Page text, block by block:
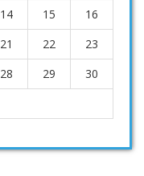
14 15
16
21 22
23
28 29
30